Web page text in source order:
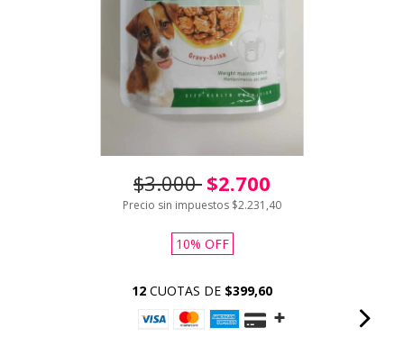
$3.000 $2.700
Precio sin impuestos $2.231,40
10% OFF
12 CUOTAS DE $399,60